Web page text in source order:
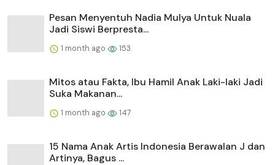
Pesan Menyentuh Nadia Mulya Untuk Nuala
Jadi Siswi Berpresta...
1 month ago 153
Mitos atau Fakta, Ibu Hamil Anak Laki-laki Jadi
Suka Makanan...
1 month ago 147
15 Nama Anak Artis Indonesia Berawalan J dan
Artinya, Bagus ...